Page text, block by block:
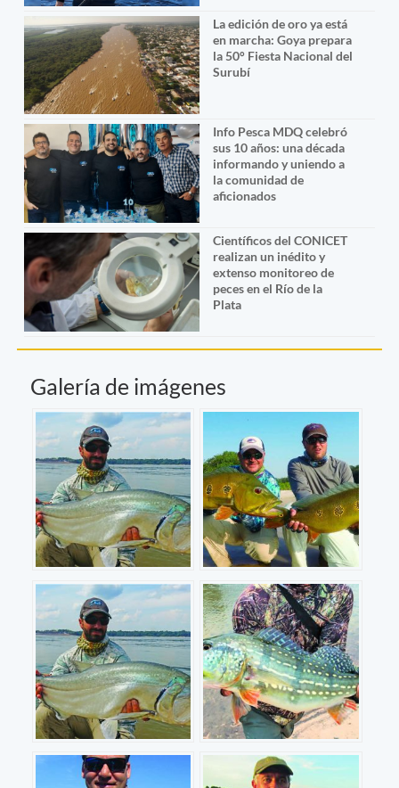
La edición de oro ya está
en marcha: Goya prepara
la 50° Fiesta Nacional del
Surubí
Info Pesca MDQ celebró
sus 10 años: una década
informando y uniendo a
la comunidad de
aficionados
Científicos del CONICET
realizan un inédito y
extenso monitoreo de
peces en el Río de la
Plata
Galería de imágenes